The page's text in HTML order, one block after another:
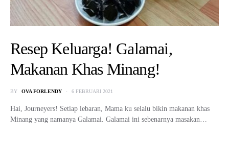
Resep Keluarga! Galamai,
Makanan Khas Minang!
BY OVA FORLENDY 6 FEBRUARI 2021
Hai, Journeyers! Setiap lebaran, Mama ku selalu bikin makanan khas
Minang yang namanya Galamai. Galamai ini sebenarnya masakan…